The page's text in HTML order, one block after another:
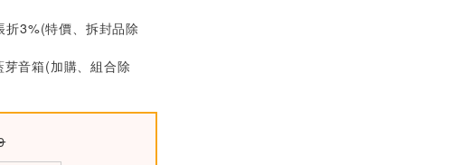
折3%(特價、拆封品除
音箱(加購、組合除